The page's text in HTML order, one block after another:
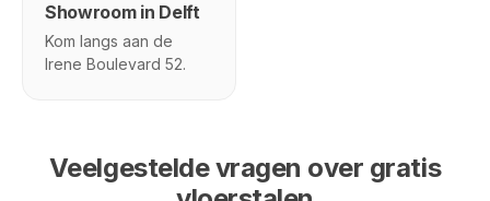
Showroom in Delft
Kom langs aan de
Irene Boulevard 52.
Veelgestelde vragen over gratis